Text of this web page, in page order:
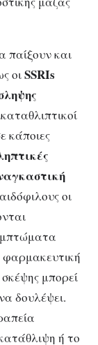
παίξουν και
οιSSRIs
κάποιες
οι
φαρμακευτική
μπορεί
δουλέψει.
ή το